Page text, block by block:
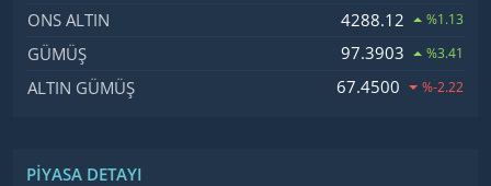
ONS ALTIN 4288.12 %1.13
GÜMÜŞ 97.3903 %3.41
ALTIN GÜMÜŞ 67.4500 %-2.22
PIYASA DETAYI